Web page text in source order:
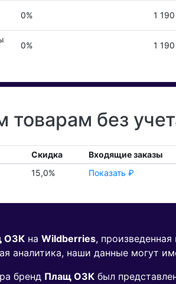
0% 1
0% 1
без
Скидка Входящие заказы
15,0% Показать ₽
ОЗК на Wildberries,
аналитика, наши данные могут
бренд Плащ ОЗК был